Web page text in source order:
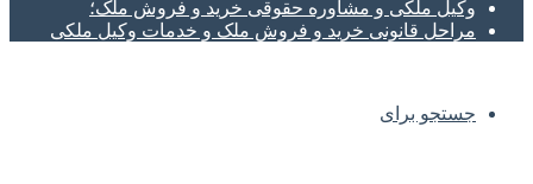
وکیل ملکی و مشاوره حقوقی خرید و فروش ملک؛
مراحل قانونی خرید و فروش ملک و خدمات وکیل ملکی
جستجو برای